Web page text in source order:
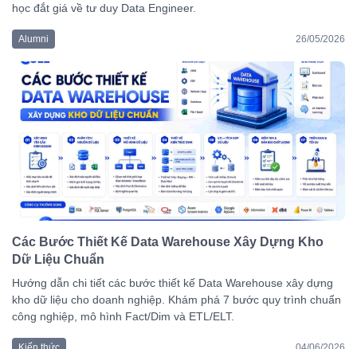
học đắt giá về tư duy Data Engineer.
Alumni 26/05/2026
Các Bước Thiết Kế Data Warehouse Xây Dựng Kho
Dữ Liệu Chuẩn
Hướng dẫn chi tiết các bước thiết kế Data Warehouse xây dựng
kho dữ liệu cho doanh nghiệp. Khám phá 7 bước quy trình chuẩn
công nghiệp, mô hình Fact/Dim và ETL/ELT.